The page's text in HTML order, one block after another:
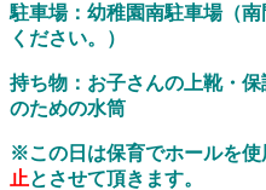
駐車場：幼稚園南駐車場（南
ください。）
持ち物：お子さんの上靴・
のための水筒
※この日は保育でホールを使
止とさせて頂きます。